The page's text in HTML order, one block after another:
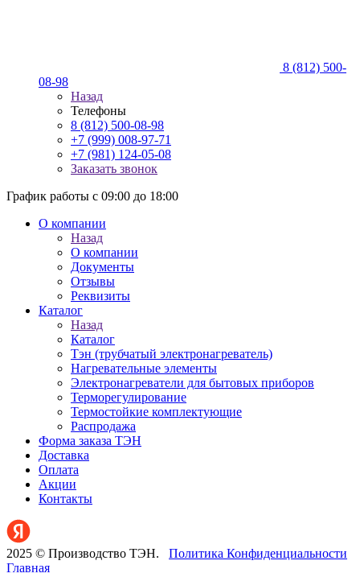
8 (812) 500-
08-98
Назад
Телефоны
8 (812) 500-08-98
+7 (999) 008-97-71
+7 (981) 124-05-08
Заказать звонок
График работы с 09:00 до 18:00
О компании
Назад
О компании
Документы
Отзывы
Реквизиты
Каталог
Назад
Каталог
Тэн (трубчатый электронагреватель)
Нагревательные элементы
Электронагреватели для бытовых приборов
Терморегулирование
Термостойкие комплектующие
Распродажа
Форма заказа ТЭН
Доставка
Оплата
Акции
Контакты
2025 © Производство ТЭН. Политика Конфиденциальности
Главная